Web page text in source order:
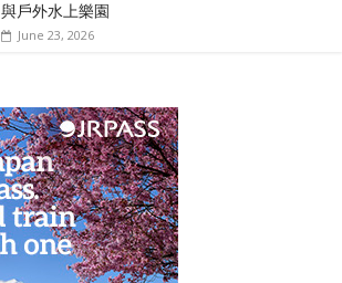
與戶外水上樂園
June 23, 2026